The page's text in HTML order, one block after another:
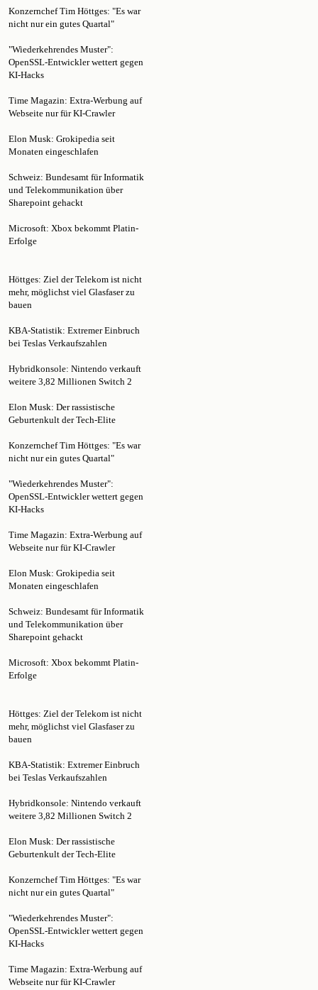
nicht nur ein gutes Quartal"
"Wiederkehrendes Muster":
OpenSSL-Entwickler wettert gegen
KI-Hacks
Webseite nur für KI-Crawler
Monaten eingeschlafen
Schweiz: Bundesamt für Informatik
und Telekommunikation über
Sharepoint gehackt
Microsoft: Xbox bekommt Platin-
Erfolge
mehr, möglichst viel Glasfaser zu
bauen
bei Teslas Verkaufszahlen
weitere 3,82 Millionen Switch 2
Elon Musk: Der rassistische
Geburtenkult der Tech-Elite
nicht nur ein gutes Quartal"
"Wiederkehrendes Muster":
OpenSSL-Entwickler wettert gegen
KI-Hacks
Webseite nur für KI-Crawler
Monaten eingeschlafen
Schweiz: Bundesamt für Informatik
und Telekommunikation über
Sharepoint gehackt
Microsoft: Xbox bekommt Platin-
Erfolge
mehr, möglichst viel Glasfaser zu
bauen
bei Teslas Verkaufszahlen
weitere 3,82 Millionen Switch 2
Elon Musk: Der rassistische
Geburtenkult der Tech-Elite
nicht nur ein gutes Quartal"
"Wiederkehrendes Muster":
OpenSSL-Entwickler wettert gegen
KI-Hacks
Webseite nur für KI-Crawler